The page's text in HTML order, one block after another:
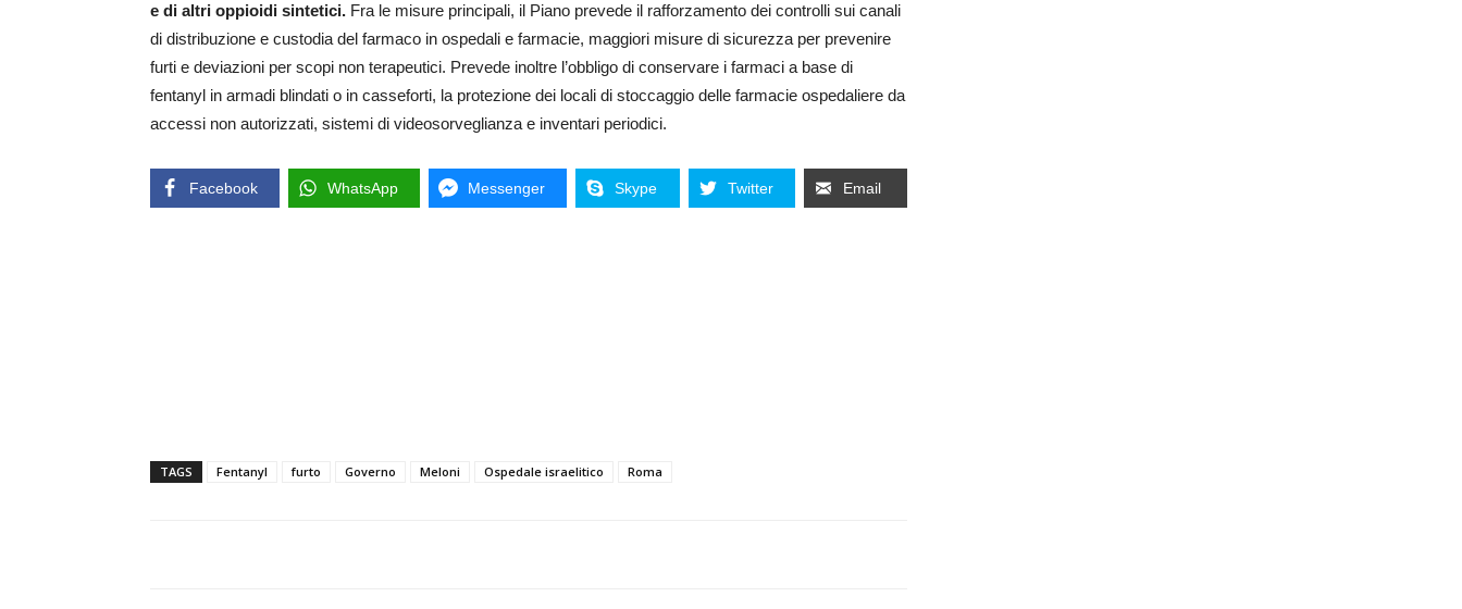
e di altri oppioidi sintetici. Fra le misure principali, il Piano prevede il rafforzamento dei controlli sui canali
di distribuzione e custodia del farmaco in ospedali e farmacie, maggiori misure di sicurezza per prevenire
furti e deviazioni per scopi non terapeutici. Prevede inoltre l’obbligo di conservare i farmaci a base di
fentanyl in armadi blindati o in casseforti, la protezione dei locali di stoccaggio delle farmacie ospedaliere da
accessi non autorizzati, sistemi di videosorveglianza e inventari periodici.
Facebook WhatsApp Messenger Skype Twitter Email
TAGS Fentanyl furto Governo Meloni Ospedale israelitico Roma